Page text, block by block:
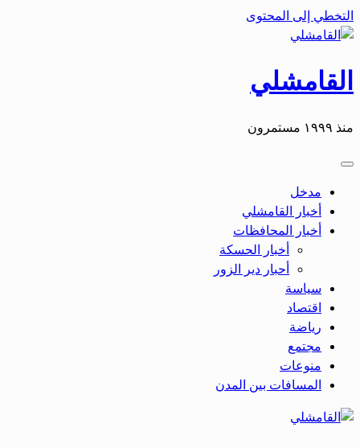
التخطي إلى المحتوى
القامشلي
منذ ١٩٩٩ مستمرون
مدخل
أخبار القامشلي
أخبار المحافظات
أخبار الحسكة
أحبار دير الزور
سياسة
اقتصاد
رياضة
مجتمع
منوعات
المسافات بين المدن